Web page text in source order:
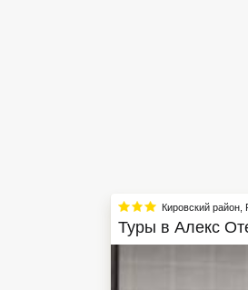
Кировский район,
Туры в Алекс